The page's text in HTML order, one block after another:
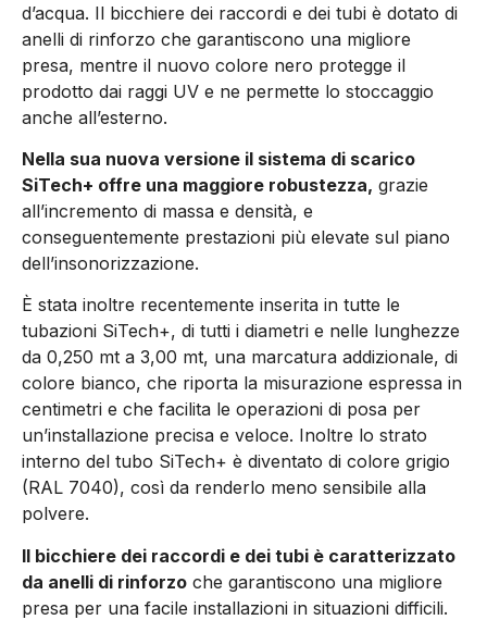
d’acqua. Il bicchiere dei raccordi e dei tubi è dotato di
anelli di rinforzo che garantiscono una migliore
presa, mentre il nuovo colore nero protegge il
prodotto dai raggi UV e ne permette lo stoccaggio
anche all’esterno.
Nella sua nuova versione il sistema di scarico
SiTech+ offre una maggiore robustezza, grazie
all’incremento di massa e densità, e
conseguentemente prestazioni più elevate sul piano
dell’insonorizzazione.
È stata inoltre recentemente inserita in tutte le
tubazioni SiTech+, di tutti i diametri e nelle lunghezze
da 0,250 mt a 3,00 mt, una marcatura addizionale, di
colore bianco, che riporta la misurazione espressa in
centimetri e che facilita le operazioni di posa per
un’installazione precisa e veloce. Inoltre lo strato
interno del tubo SiTech+ è diventato di colore grigio
(RAL 7040), così da renderlo meno sensibile alla
polvere.
Il bicchiere dei raccordi e dei tubi è caratterizzato
da anelli di rinforzo che garantiscono una migliore
presa per una facile installazioni in situazioni difficili.